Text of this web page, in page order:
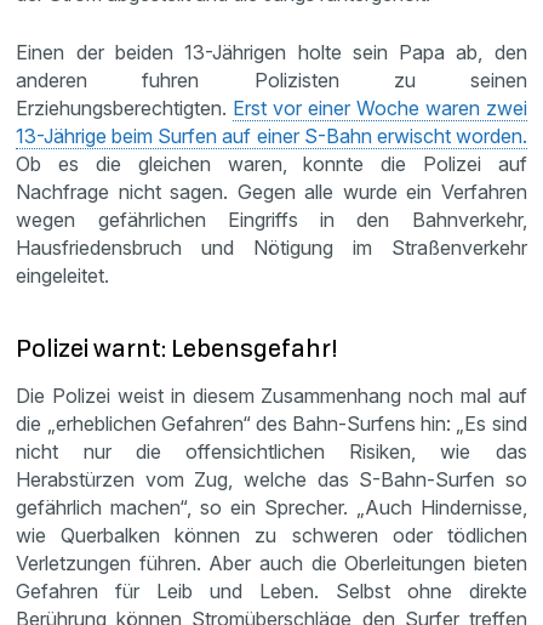
Einen der beiden 13-Jährigen holte sein Papa ab, den
anderen fuhren Polizisten zu seinen
Erziehungsberechtigten. Erst vor einer Woche waren zwei
13-Jährige beim Surfen auf einer S-Bahn erwischt worden.
Ob es die gleichen waren, konnte die Polizei auf
Nachfrage nicht sagen. Gegen alle wurde ein Verfahren
wegen gefährlichen Eingriffs in den Bahnverkehr,
Hausfriedensbruch und Nötigung im Straßenverkehr
eingeleitet.
Polizei warnt: Lebensgefahr!
Die Polizei weist in diesem Zusammenhang noch mal auf
die „erheblichen Gefahren“ des Bahn-Surfens hin: „Es sind
nicht nur die offensichtlichen Risiken, wie das
Herabstürzen vom Zug, welche das S-Bahn-Surfen so
gefährlich machen“, so ein Sprecher. „Auch Hindernisse,
wie Querbalken können zu schweren oder tödlichen
Verletzungen führen. Aber auch die Oberleitungen bieten
Gefahren für Leib und Leben. Selbst ohne direkte
Berührung können Stromüberschläge den Surfer treffen